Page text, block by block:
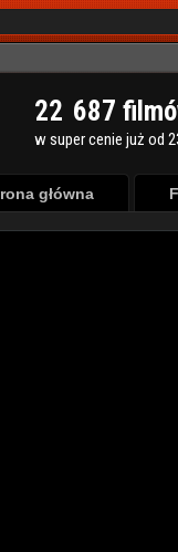
22 687
w super cenie już od
główna